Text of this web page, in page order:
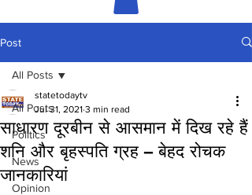
Post
All Posts
Politics
News
Opinion
All Posts
साधारण दूरबीन से आसमान में दिख रहे हैं
शनि और बृहस्पति ग्रह – बेहद रोचक
जानकारियां
statetodaytv
Jul 31, 2021 3 min read